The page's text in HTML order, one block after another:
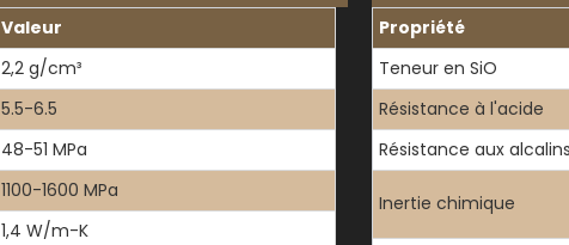
Valeur
2,2 g/cm³
5.5-6.5
48-51 MPa
1100-1600 MPa
1,4 W/m-K
Propriété
Teneur en SiO
Résistance à l'acide
Résistance aux alcalins
Inertie chimique